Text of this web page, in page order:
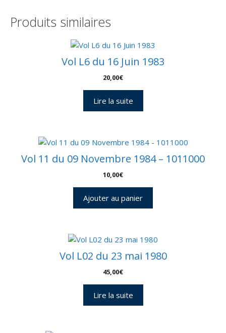
Produits similaires
Vol L6 du 16 Juin 1983
20,00€
Lire la suite
Vol 11 du 09 Novembre 1984 – 1011000
10,00€
Ajouter au panier
Vol L02 du 23 mai 1980
45,00€
Lire la suite